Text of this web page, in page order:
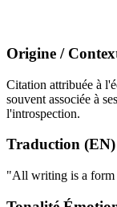
Origine /
Citation attribuée à
souvent associée à
l'introspection.
Traduction (EN)
"All writing is a form